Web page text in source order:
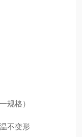
规格）
不变形